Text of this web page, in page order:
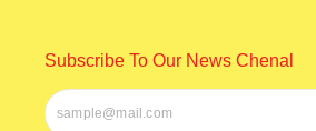
Subscribe To Our News Chenal